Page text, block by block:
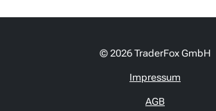
© 2026 TraderFox GmbH
Impressum
AGB